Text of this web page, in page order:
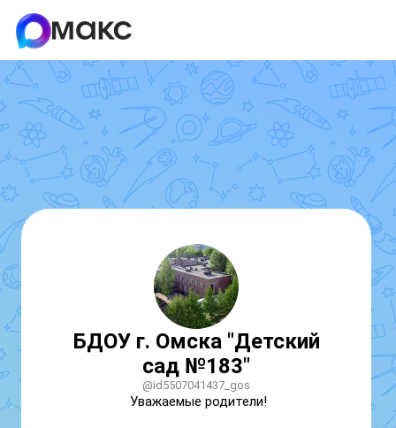
БДОУ г. Омска "Детский
сад №183"
@id5507041437_gos
Уважаемые родители!